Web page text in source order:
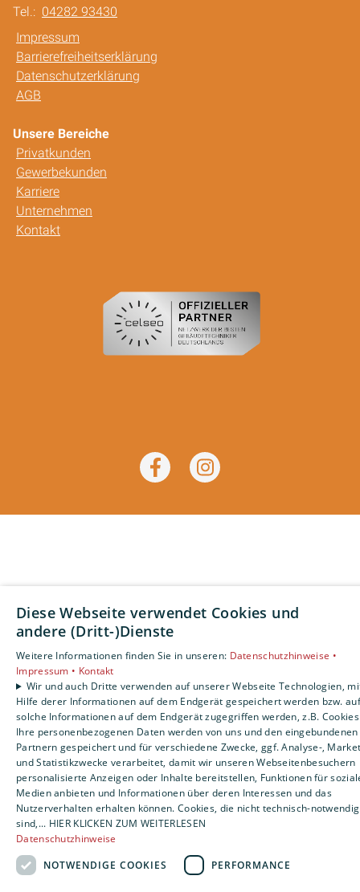
Tel.: 04282 93430
Impressum
Barrierefreiheitserklärung
Datenschutzerklärung
AGB
Unsere Bereiche
Privatkunden
Gewerbekunden
Karriere
Unternehmen
Kontakt
Diese Webseite verwendet Cookies und
andere (Dritt-)Dienste
Weitere Informationen finden Sie in unseren: Datenschutzhinweise •
Impressum • Kontakt
Wir und auch Dritte verwenden auf unserer Webseite Technologien,
Hilfe derer Informationen auf dem Endgerät gespeichert werden bzw. auf
solche Informationen auf dem Endgerät zugegriffen werden, z.B.
Ihre personenbezogenen Daten werden von uns und den eingebundenen
Partnern gespeichert und für verschiedene Zwecke, ggf. Analyse-,
und Statistikzwecke verarbeitet, damit wir unseren Webseitenbesuchern
personalisierte Anzeigen oder Inhalte bereitstellen, Funktionen für
Medien anbieten und Informationen über deren Interessen und das
Nutzerverhalten erhalten können. Cookies, die nicht technisch-notwendig
sind,... HIER KLICKEN ZUM WEITERLESEN
Datenschutzhinweise
NOTWENDIGE COOKIES
PERFORMANCE